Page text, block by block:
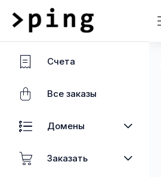
Счета
Все заказы
Домены
Заказать